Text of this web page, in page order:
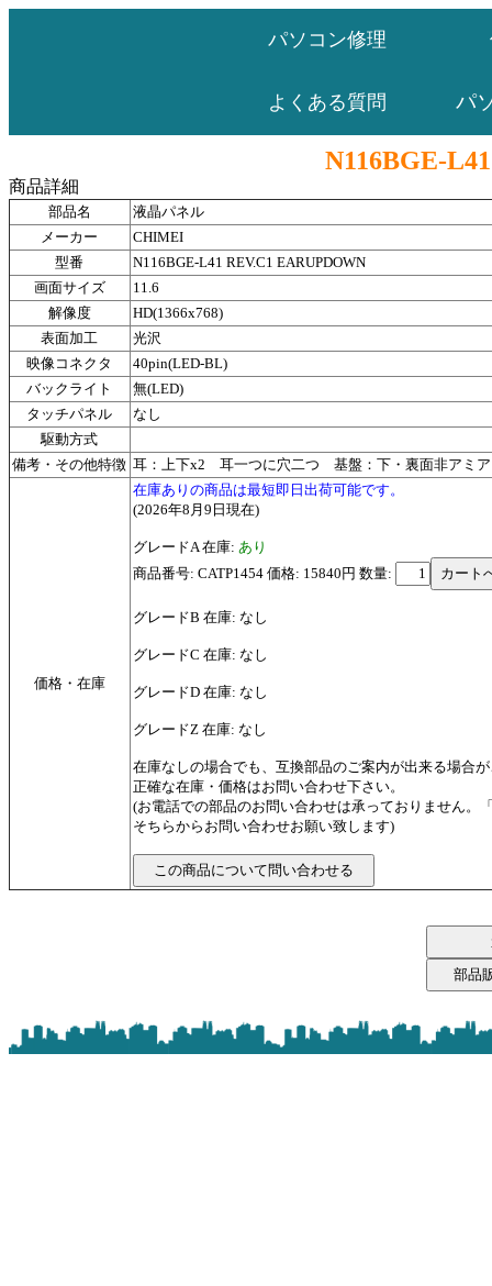
パソコン修理
よくある質問 パ
N116BGE-
商品詳細
部品名
液晶パネル
メーカー
CHIMEI
型番
N116BGE-L41 REV.C1 EARUPDOWN
画面サイズ
11.6
解像度
HD(1366x768)
表面加工
光沢
映像コネクタ
40pin(LED-BL)
バックライト
無(LED)
タッチパネル
なし
駆動方式
備考・その他特徴 耳：上下x2 耳一つに穴二つ 基盤：下・裏面非アミ
価格・在庫
在庫ありの商品は最短即日出荷可能です。
(2026年8月9日現在)
グレードA 在庫: あり
商品番号: CATP1454 価格: 15840円 数量:
グレードB 在庫: なし
グレードC 在庫: なし
グレードD 在庫: なし
グレードZ 在庫: なし
在庫なしの場合でも、互換部品のご案内が出来る場合
正確な在庫・価格はお問い合わせ下さい。
(お電話での部品のお問い合わせは承っておりません。
そちらからお問い合わせお願い致します)